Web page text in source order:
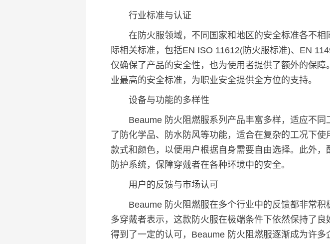
行业标准与认证
在防火服领域，不同国家和地区的安全标准各不相
际相关标准，包括EN ISO 11612(防火服标准)、EN
仅确保了产品的安全性，也为使用者提供了额外的保
业最高的安全标准，为职业安全提供全方位的支持。
设备与功能的多样性
Beaume 防火阻燃服系列产品丰富多样，适应不同
了防化学品、防水防风等功能，适合在复杂的工况下
款式和颜色，以便用户根据自身需要自由选择。此外
防护系统，保障穿戴者在各种环境中的安全。
用户的反馈与市场认可
Beaume 防火阻燃服在多个行业中的反馈都非常积
多穿戴者表示，这款防火服在极端条件下依然保持了
得到了一定的认可，Beaume 防火阻燃服逐渐成为许